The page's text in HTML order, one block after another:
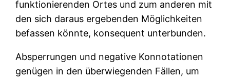
funktionierenden Ortes und zum anderen mit
den sich daraus ergebenden Möglichkeiten
befassen könnte, konsequent unterbunden.
Absperrungen und negative Konnotationen
genügen in den überwiegenden Fällen, um